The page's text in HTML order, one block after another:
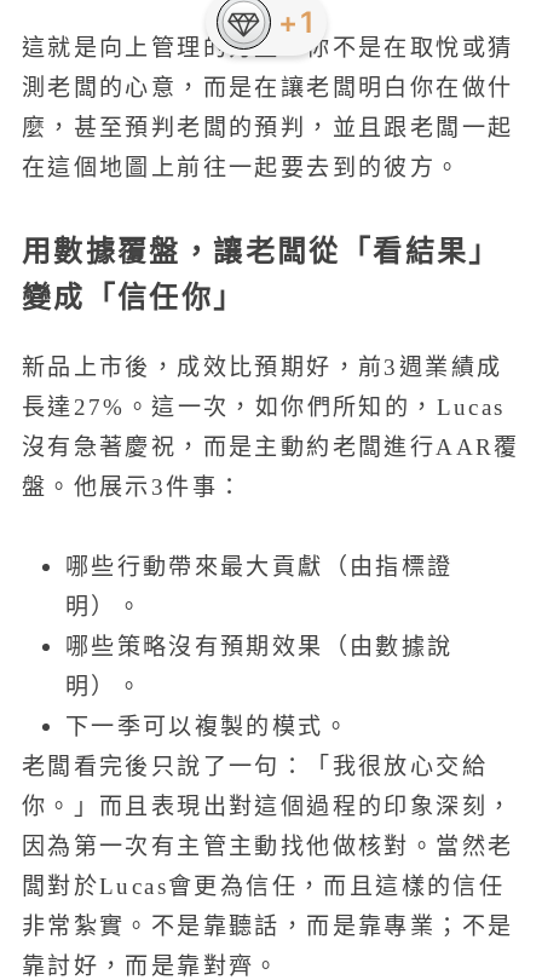
這就是向上管理的力量：你不是在取悅或猜
測老闆的心意，而是在讓老闆明白你在做什
麼，甚至預判老闆的預判，並且跟老闆一起
在這個地圖上前往一起要去到的彼方。
用數據覆盤，讓老闆從「看結果」
變成「信任你」
新品上市後，成效比預期好，前3週業績成
長達27%。這一次，如你們所知的，Lucas
沒有急著慶祝，而是主動約老闆進行AAR覆
盤。他展示3件事：
哪些行動帶來最大貢獻（由指標證
明）。
哪些策略沒有預期效果（由數據說
明）。
下一季可以複製的模式。
老闆看完後只說了一句：「我很放心交給
你。」而且表現出對這個過程的印象深刻，
因為第一次有主管主動找他做核對。當然老
闆對於Lucas會更為信任，而且這樣的信任
非常紮實。不是靠聽話，而是靠專業；不是
靠討好，而是靠對齊。
+1